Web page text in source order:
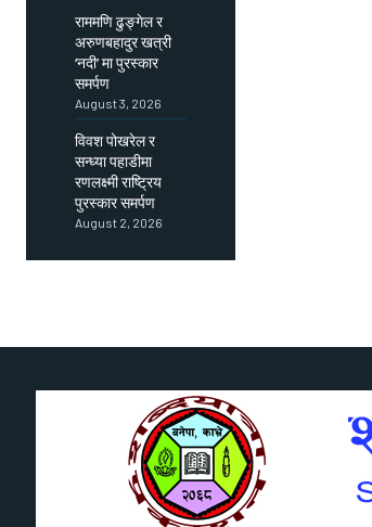
राममणि ढुङ्गेल र
अरुणबहादुर खत्री
‘नदी’ मा पुरस्कार
समर्पण
August 3, 2026
विवश पोखरेल र
सन्ध्या पहाडीमा
रणलक्ष्मी राष्ट्रिय
पुरस्कार समर्पण
August 2, 2026